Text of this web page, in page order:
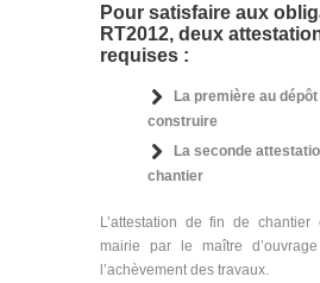
Pour satisfaire aux
RT2012, deux
requises :
La première au
construire
La seconde
chantier
L’attestation de fin de chantier
mairie par le maître
l’achèvement des travaux.